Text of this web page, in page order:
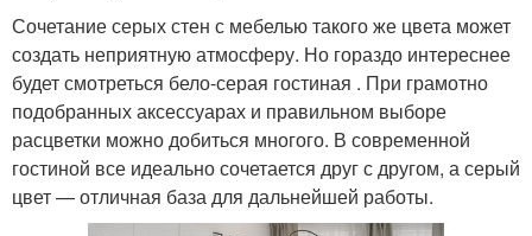
Сочетание серых стен с мебелью такого же цвета может
создать неприятную атмосферу. Но гораздо интереснее
будет смотреться бело-серая гостиная . При грамотно
подобранных аксессуарах и правильном выборе
расцветки можно добиться многого. В современной
гостиной все идеально сочетается друг с другом, а серый
цвет — отличная база для дальнейшей работы.